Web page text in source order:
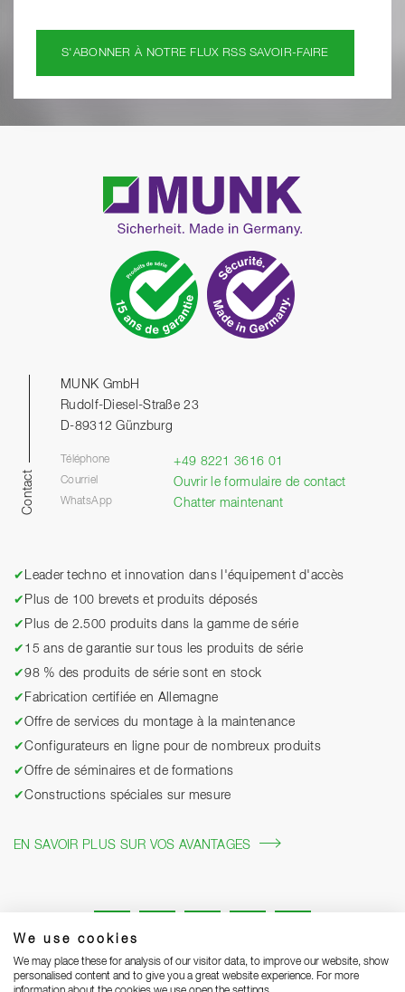
We use cookies
We may place these for analysis of our visitor data, to improve our website, show
personalised content and to give you a great website experience. For more
S'ABONNER À NOTRE FLUX RSS SAVOIR-FAIRE
Contact
MUNK GmbH
Rudolf-Diesel-Straße 23
D-89312 Günzburg
Téléphone +49 8221 3616 01
Courriel Ouvrir le formulaire de contact
WhatsApp Chatter maintenant
✔
Leader techno et innovation dans l'équipement d'accès
✔ Plus de 100 brevets et produits déposés
✔ Plus de 2.500 produits dans la gamme de série
✔ 15 ans de garantie sur tous les produits de série
✔98 % des produits de série sont en stock
✔ Fabrication certifiée en Allemagne
✔Offre de services du montage à la maintenance
✔Configurateurs en ligne pour de nombreux produits
✔Offre de séminaires et de formations
✔Constructions spéciales sur mesure
EN SAVOIR PLUS SUR VOS AVANTAGES